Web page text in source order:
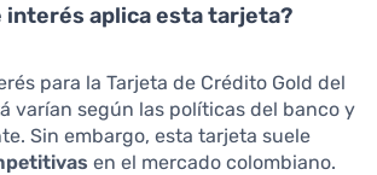
interés aplica esta tarjeta?
para la Tarjeta de Crédito Gold del
varían según las políticas del banco y
Sin embargo, esta tarjeta suele
en el mercado colombiano.